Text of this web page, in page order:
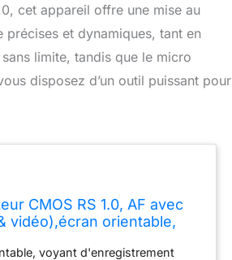
cet appareil offre une mise au
et dynamiques, tant en
limite, tandis que le micro
disposez d’un outil puissant pour
CMOS RS 1.0, AF avec
vidéo),écran orientable,
voyant d'enregistrement